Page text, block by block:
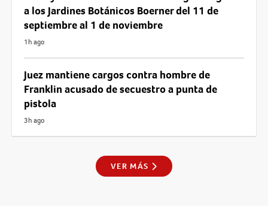
a los Jardines Botánicos Boerner del 11 de
septiembre al 1 de noviembre
1h ago
Juez mantiene cargos contra hombre de
Franklin acusado de secuestro a punta de
pistola
3h ago
VER MÁS